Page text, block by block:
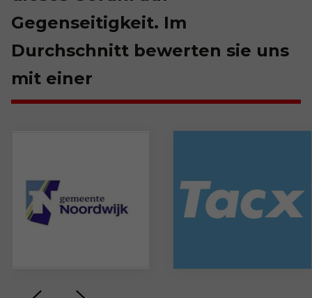
Gegenseitigkeit. Im
Durchschnitt bewerten sie uns
mit einer